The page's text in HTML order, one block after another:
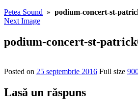
Petea Sound » podium-concert-st-
Next Image
podium-concert-st-
Posted on 25 septembrie 2016 Full size
Lasă un răspuns